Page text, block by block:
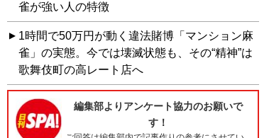
雀が強い人の特徴
1時間で50万円が動く違法賭博「マンション麻
雀」の実態。今では壊滅状態も、その“精神”は
歌舞伎町の高レート店へ